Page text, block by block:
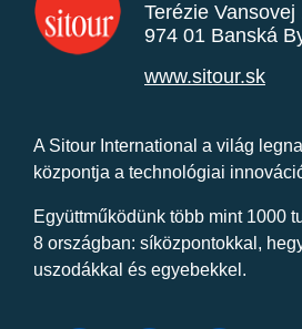
Terézie Vansovej
974 01 Banská
www.sitour.sk
A Sitour International a világ
központja a technológiai
Együttműködünk több mint 1000
8 országban: síközpontokkal,
uszodákkal és egyebekkel.